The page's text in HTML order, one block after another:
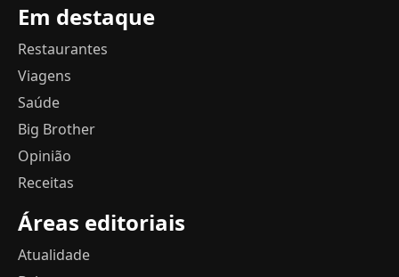
Em destaque
Restaurantes
Viagens
Saúde
Big Brother
Opinião
Receitas
Áreas editoriais
Atualidade